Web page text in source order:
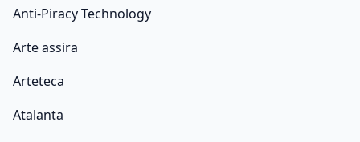
Anti-Piracy Technology
Arte assira
Arteteca
Atalanta